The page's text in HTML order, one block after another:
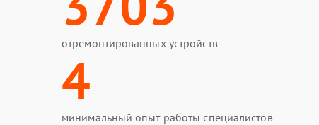
отремонтированных устройств
4
минимальный опыт работы специалистов